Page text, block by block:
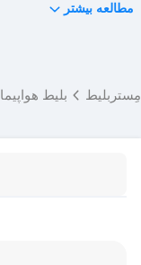
مطالعه بیشتر
مِستربلیط بلیط هواپیما